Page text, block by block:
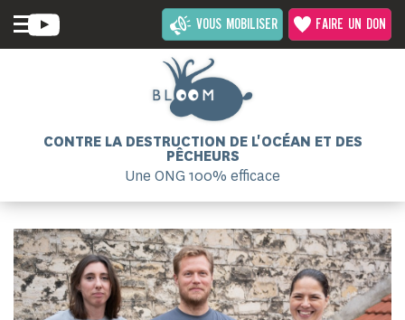
CONTRE LA DESTRUCTION DE L'OCÉAN ET DES
PÊCHEURS
Une ONG 100% efficace
VOUS MOBILISER FAIRE UN DON